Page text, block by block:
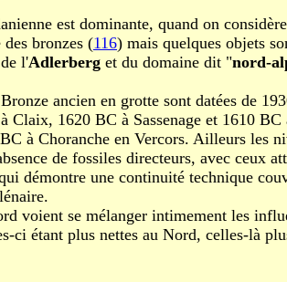
est dominante, quand on
bronzes (116) mais quelques objets
l'Adlerberg et du domaine dit "nord-
ancien en grotte sont datées de
Claix, 1620 BC à Sassenage et 1610 BC
à Choranche en Vercors. Ailleurs les
de fossiles directeurs, avec ceux
démontre une continuité technique
voient se mélanger intimement les
ci étant plus nettes au Nord, celles-là